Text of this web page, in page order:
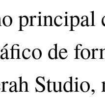
principal
de
Studio,